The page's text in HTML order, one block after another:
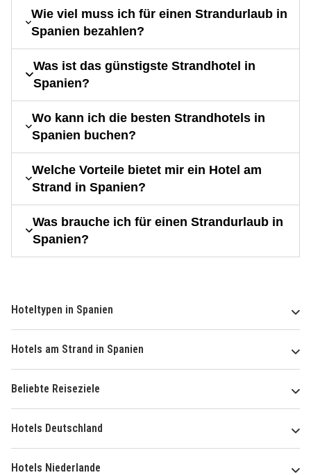
Wie viel muss ich für einen Strandurlaub in
Spanien bezahlen?
Was ist das günstigste Strandhotel in
Spanien?
Wo kann ich die besten Strandhotels in
Spanien buchen?
Welche Vorteile bietet mir ein Hotel am
Strand in Spanien?
Was brauche ich für einen Strandurlaub in
Spanien?
Hoteltypen in Spanien
Hotels am Strand in Spanien
Beliebte Reiseziele
Hotels Deutschland
Hotels Niederlande